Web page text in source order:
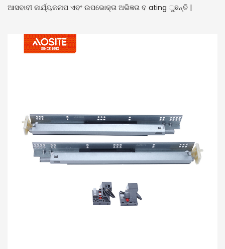
ଆସବାବୀ କାର୍ଯ୍ୟକଳାପ ଏବଂ ଉପଭୋକ୍ତା ଅଭିଜ୍ଞତା ବ ating ୁଛନ୍ତି |